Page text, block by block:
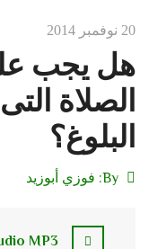
20 نوفمبر 2014
هل يجب
الصلاة
البلوغ؟
By: فوزي أبوزيد
MP3